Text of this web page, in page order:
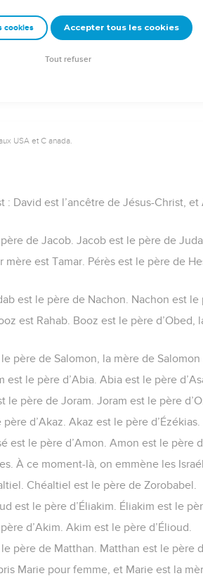
1999 by Biblica, Inc.® Used by permission. All rights
USA et C anada.
David est l’ancêtre de Jésus-Christ, et
de Jacob. Jacob est le père de
est Tamar. Pérès est le père de
est le père de Nachon. Nachon est le
est Rahab. Booz est le père d’Obed,
père de Salomon, la mère de Salomon
le père d’Abia. Abia est le père
père de Joram. Joram est le père
d’Akaz. Akaz est le père d’Ézékias.
est le père d’Amon. Amon est le père
À ce moment-là, on emmène les
Chéaltiel est le père de Zorobabel.
est le père d’Éliakim. Éliakim est le
d’Akim. Akim est le père d’Élioud.
père de Matthan. Matthan est le père
Marie pour femme, et Marie est la
cookies Accepter tous les cookies
Tout refuser